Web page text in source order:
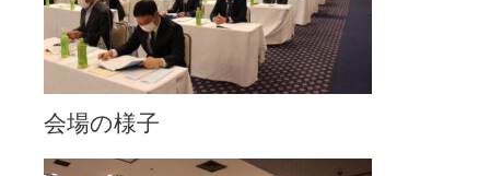
会場の様子